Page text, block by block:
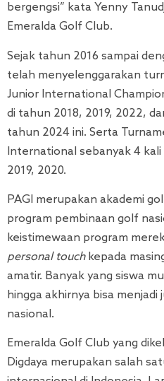
bergengsi” kata Yenny
Emeralda Golf Club.
Sejak tahun 2016 sampai
telah menyelenggarakan
Junior International
di tahun 2018, 2019, 2022,
tahun 2024 ini. Serta
International sebanyak 4
2019, 2020.
PAGI merupakan akademi
program pembinaan golf
keistimewaan program
personal touchkepada
amatir. Banyak yang siswa
hingga akhirnya bisa
nasional.
Emeralda Golf Club yang
Digdaya merupakan salah